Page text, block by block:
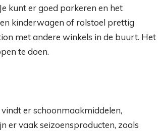
kunt er goed parkeren en het
kinderwagen of rolstoel prettig
met andere winkels in de buurt. Het
te doen.
er schoonmaakmiddelen,
er vaak seizoensproducten, zoals